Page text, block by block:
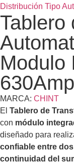
Distribución Tipo
Tablero
Modulo
MARCA: CHINT
El Tablero de
con módulo
diseñado para
confiable entre
continuidad del